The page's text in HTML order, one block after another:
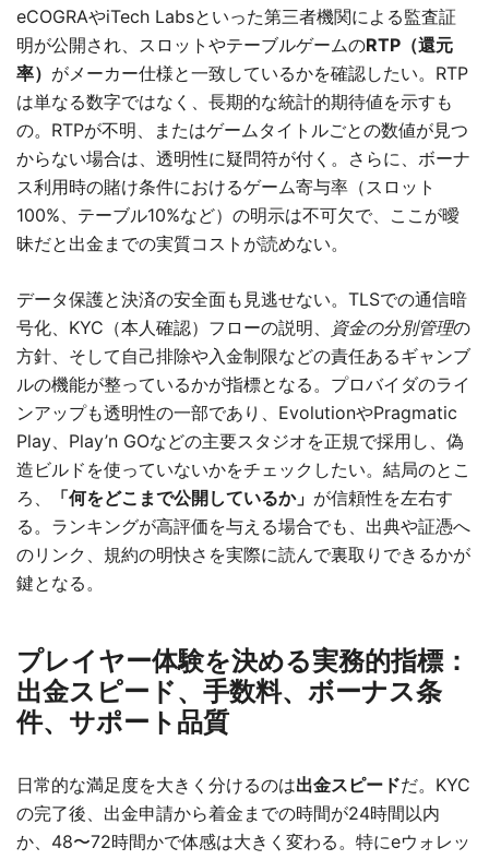
eCOGRAやiTech Labsといった第三者機関による監査証
明が公開され、スロットやテーブルゲームのRTP（還元
率） がメーカー仕様と一致しているかを確認したい。RTP
は単なる数字ではなく、長期的な統計的期待値を示すも
の。RTPが不明、またはゲームタイトルごとの数値が見つ
からない場合は、透明性に疑問符が付く。さらに、ボーナ
ス利用時の賭け条件におけるゲーム寄与率（スロット
100%、テーブル10%など）の明示は不可欠で、ここが曖
昧だと出金までの実質コストが読めない。
データ保護と決済の安全面も見逃せない。TLSでの通信暗
号化、KYC（本人確認）フローの説明、
資金の分別管理の
方針、そして自己排除や入金制限などの責任あるギャンブ
ルの機能が整っているかが指標となる。プロバイダのライ
ンアップも透明性の一部であり、EvolutionやPragmatic
Play、Play’n GOなどの主要スタジオを正規で採用し、偽
造ビルドを使っていないかをチェックしたい。結局のとこ
ろ、
「何をどこまで公開しているか」 が信頼性を左右す
る。ランキングが高評価を与える場合でも、出典や証憑へ
のリンク、規約の明快さを実際に読んで裏取りできるかが
鍵となる。
プレイヤー体験を決める実務的指標：
出金スピード、手数料、ボーナス条
件、サポート品質
日常的な満足度を大きく分けるのは出金スピードだ。KYC
の完了後、出金申請から着金までの時間が24時間以内
か、48〜72時間かで体感は大きく変わる。特にeウォレッ